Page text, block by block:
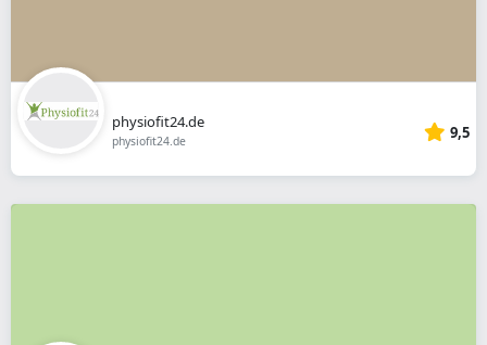
physiofit24.de
physiofit24.de 9,5